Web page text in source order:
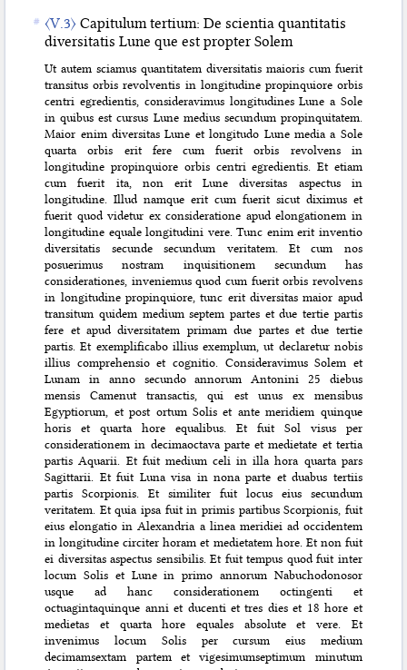
〈V.3〉 Capitulum tertium: De scientia quantitatis
diversitatis Lune que est propter Solem
Ut autem sciamus quantitatem diversitatis maioris cum fuerit
transitus orbis revolventis in longitudine propinquiore orbis
centri egredientis, consideravimus longitudines Lune a Sole
in quibus est cursus Lune medius secundum propinquitatem.
Maior enim diversitas Lune et longitudo Lune media a Sole
quarta orbis erit fere cum fuerit orbis revolvens in
longitudine propinquiore orbis centri egredientis. Et etiam
cum fuerit ita, non erit Lune diversitas aspectus in
longitudine. Illud namque erit cum fuerit sicut diximus et
fuerit quod videtur ex consideratione apud elongationem in
longitudine equale longitudini vere. Tunc enim erit inventio
diversitatis secunde secundum veritatem. Et cum nos
posuerimus nostram inquisitionem secundum has
considerationes, inveniemus quod cum fuerit orbis revolvens
in longitudine propinquiore, tunc erit diversitas maior apud
transitum quidem medium septem partes et due tertie partis
fere et apud diversitatem primam due partes et due tertie
partis. Et exemplificabo illius exemplum, ut declaretur nobis
illius comprehensio et cognitio. Consideravimus Solem et
Lunam in anno secundo annorum Antonini 25 diebus
mensis Camenut transactis, qui est unus ex mensibus
Egyptiorum, et post ortum Solis et ante meridiem quinque
horis et quarta hore equalibus. Et fuit Sol visus per
considerationem in decimaoctava parte et medietate et tertia
partis Aquarii. Et fuit medium celi in illa hora quarta pars
Sagittarii. Et fuit Luna visa in nona parte et duabus tertiis
partis Scorpionis. Et similiter fuit locus eius secundum
veritatem. Et quia ipsa fuit in primis partibus Scorpionis, fuit
eius elongatio in Alexandria a linea meridiei ad occidentem
in longitudine circiter horam et medietatem hore. Et non fuit
ei diversitas aspectus sensibilis. Et fuit tempus quod fuit inter
locum Solis et Lune in primo annorum Nabuchodonosor
usque ad hanc considerationem octingenti et
octuagintaquinque anni et ducenti et tres dies et 18 hore et
medietas et quarta hore equales absolute et vere. Et
invenimus locum Solis per cursum eius medium
decimamsextam partem et vigesimumseptimum minutum